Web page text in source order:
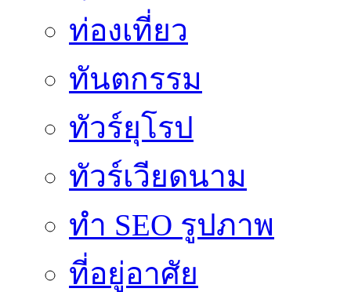
ท่องเที่ยว
ทันตกรรม
ทัวร์ยุโรป
ทัวร์เวียดนาม
ทำ SEO รูปภาพ
ที่อยู่อาศัย